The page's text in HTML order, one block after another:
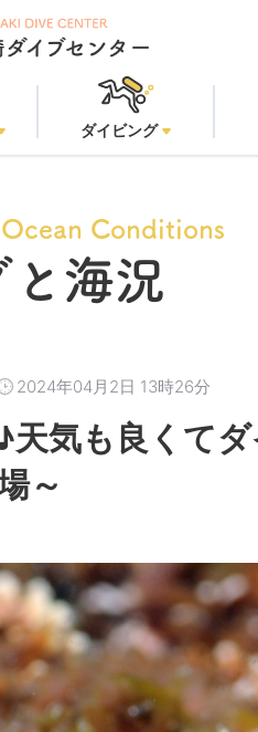
ダイビング
Conditions
と海況
2024年04月2日 13時26分
天気も良くて
～